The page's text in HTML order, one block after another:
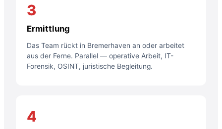
3
Ermittlung
Das Team rückt in Bremerhaven an oder arbeitet
aus der Ferne. Parallel — operative Arbeit, IT-
Forensik, OSINT, juristische Begleitung.
4